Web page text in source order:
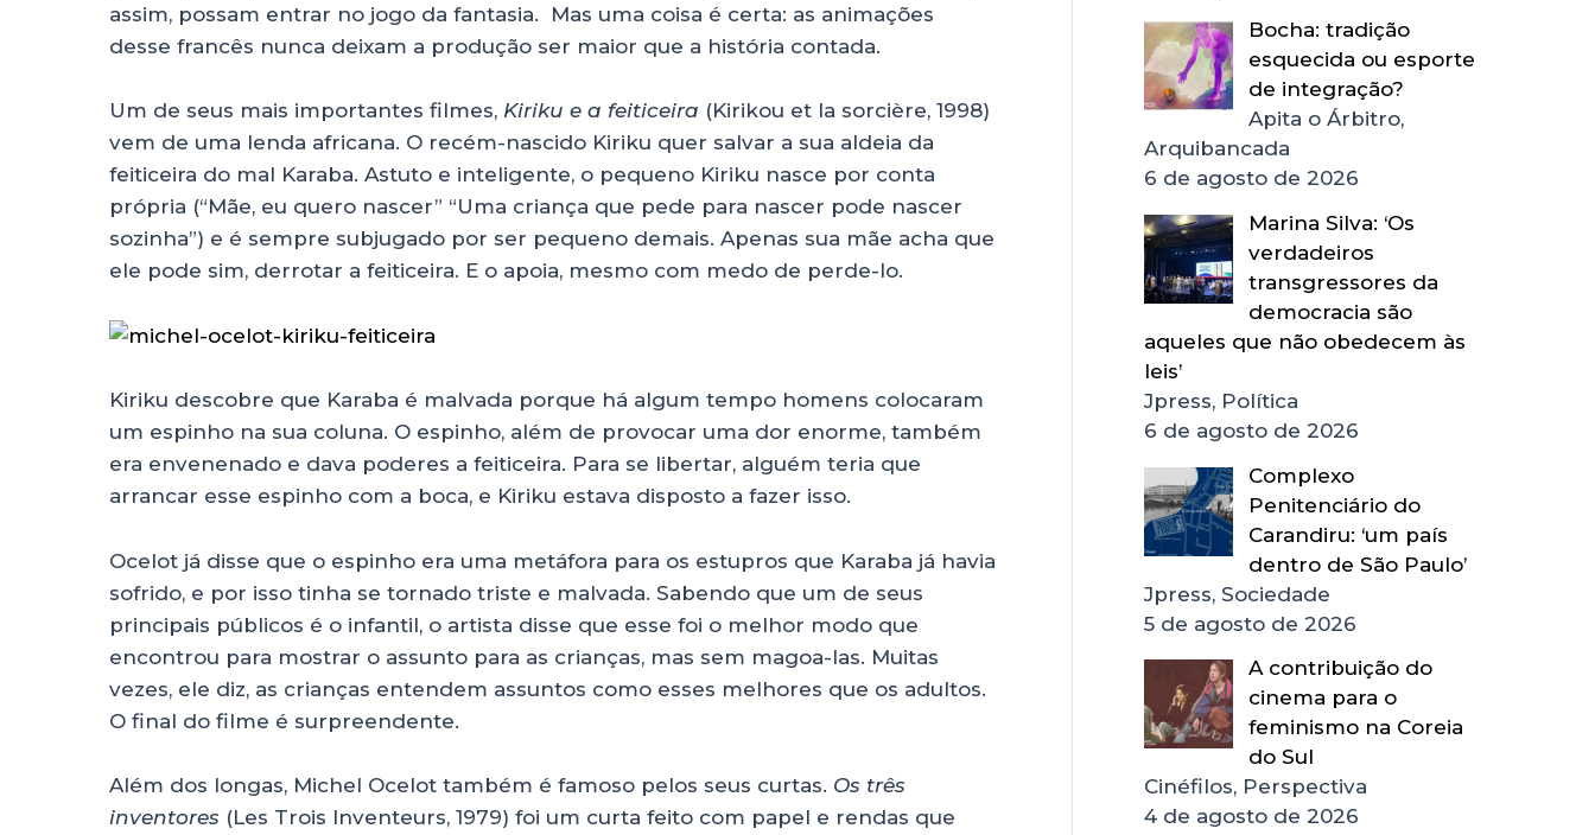
assim, possam entrar no jogo da fantasia. Mas uma coisa é certa: as animações
desse francês nunca deixam a produção ser maior que a história contada.
Um de seus mais importantes filmes, Kiriku e a feiticeira (Kirikou et la sorcière, 1998)
vem de uma lenda africana. O recém-nascido Kiriku quer salvar a sua aldeia da
feiticeira do mal Karaba. Astuto e inteligente, o pequeno Kiriku nasce por conta
própria (“Mãe, eu quero nascer” “Uma criança que pede para nascer pode nascer
sozinha”) e é sempre subjugado por ser pequeno demais. Apenas sua mãe acha que
ele pode sim, derrotar a feiticeira. E o apoia, mesmo com medo de perde-lo.
Kiriku descobre que Karaba é malvada porque há algum tempo homens colocaram
um espinho na sua coluna. O espinho, além de provocar uma dor enorme, também
era envenenado e dava poderes a feiticeira. Para se libertar, alguém teria que
arrancar esse espinho com a boca, e Kiriku estava disposto a fazer isso.
Ocelot já disse que o espinho era uma metáfora para os estupros que Karaba já havia
sofrido, e por isso tinha se tornado triste e malvada. Sabendo que um de seus
principais públicos é o infantil, o artista disse que esse foi o melhor modo que
encontrou para mostrar o assunto para as crianças, mas sem magoa-las. Muitas
vezes, ele diz, as crianças entendem assuntos como esses melhores que os adultos.
O final do filme é surpreendente.
Além dos longas, Michel Ocelot também é famoso pelos seus curtas. Os três
inventores (Les Trois Inventeurs, 1979) foi um curta feito com papel e rendas que
Bocha: tradição
esquecida ou esporte
de integração?
Apita o Árbitro,
Arquibancada
6 de agosto de 2026
Marina Silva: ‘Os
verdadeiros
transgressores da
democracia são
aqueles que não obedecem às
leis’
Jpress, Política
6 de agosto de 2026
Complexo
Penitenciário do
Carandiru: ‘um país
dentro de São Paulo’
Jpress, Sociedade
5 de agosto de 2026
A contribuição do
cinema para o
feminismo na Coreia
do Sul
Cinéfilos, Perspectiva
4 de agosto de 2026